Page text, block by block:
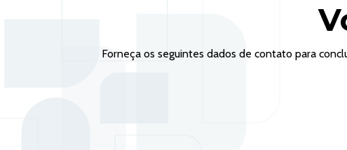
Forneça os seguintes dados de contato para